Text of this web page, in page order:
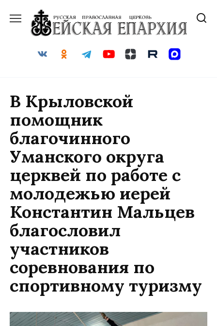
содержанию
В Крыловской
помощник
благочинного
Уманского округа
церквей по работе с
молодежью иерей
Константин Мальцев
благословил
участников
соревнования по
спортивному туризму